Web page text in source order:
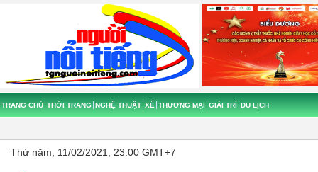
TRANG CHỦ THỜI TRANG NGHỆ THUẬT XẾ THƯƠNG MẠI GIẢI TRÍ DU LỊCH
Thứ năm, 11/02/2021, 23:00 GMT+7